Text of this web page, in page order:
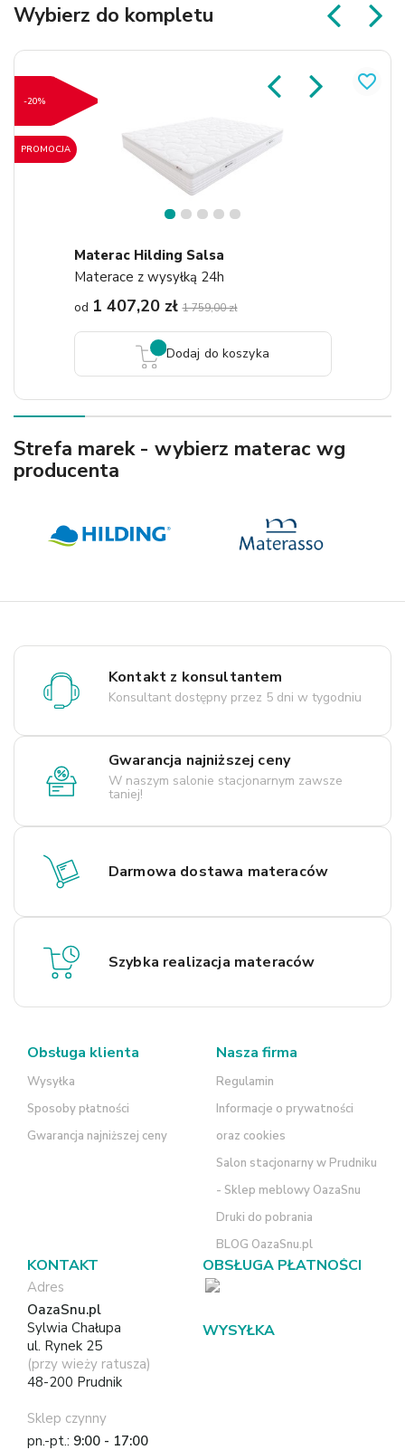
Wybierz do kompletu
Materac Hilding Salsa
Materace z wysyłką 24h
od 1 407,20 zł1 759,00 zł
PROMOCJA
-20%
Dodaj do koszyka
favorite_border
Strefa marek - wybierz materac wg
producenta
Kontakt z konsultantem
Konsultant dostępny przez 5 dni w tygodniu
Gwarancja najniższej ceny
W naszym salonie stacjonarnym zawsze
taniej!
Darmowa dostawa materaców
Szybka realizacja materaców
Obsługa klienta
Wysyłka
Sposoby płatności
Gwarancja najniższej ceny
Nasza firma
Regulamin
Informacje o prywatności
oraz cookies
Salon stacjonarny w Prudniku
- Sklep meblowy OazaSnu
Druki do pobrania
BLOG OazaSnu.pl
KONTAKT
Adres
OazaSnu.pl
Sylwia Chałupa
ul. Rynek 25
(przy wieży ratusza)
48-200 Prudnik
Sklep czynny
pn.-pt.: 9:00 - 17:00
OBSŁUGA PŁATNOŚCI
WYSYŁKA